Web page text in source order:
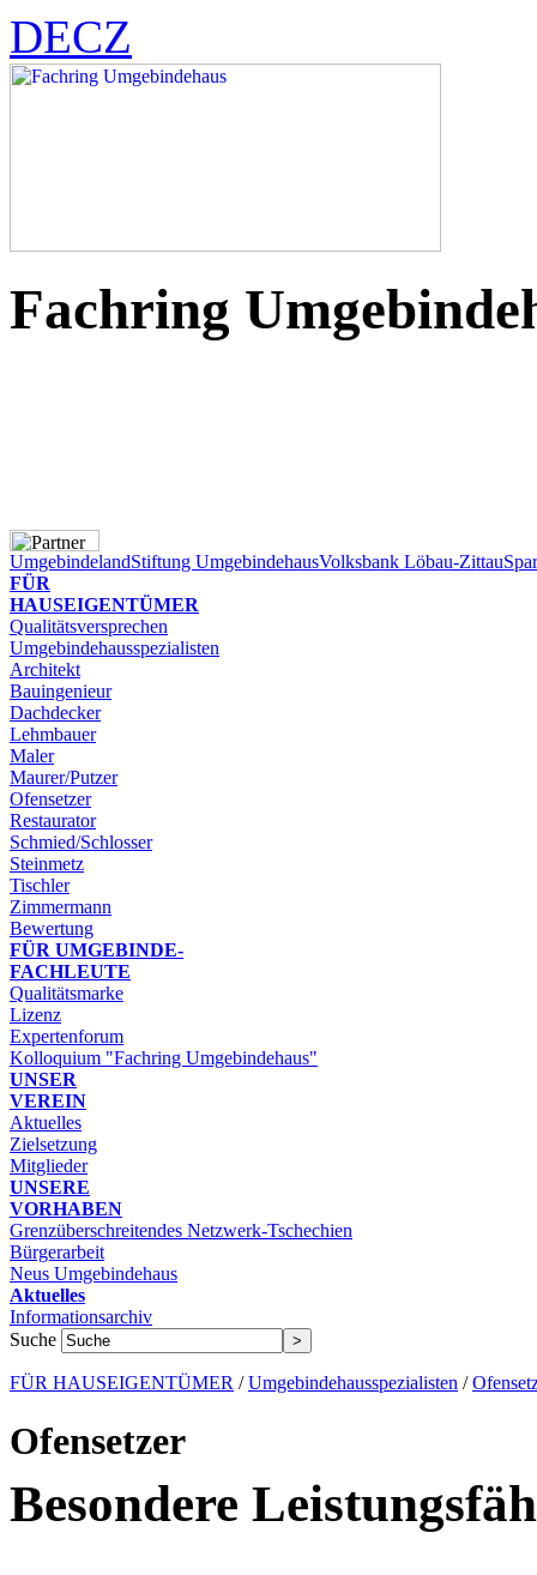
DECZ
Fachring
UmgebindelandStiftung UmgebindehausVolksbank Löbau-Zittau
FÜR
HAUSEIGENTÜMER
Qualitätsversprechen
Umgebindehausspezialisten
Architekt
Bauingenieur
Dachdecker
Lehmbauer
Maler
Maurer/Putzer
Ofensetzer
Restaurator
Schmied/Schlosser
Steinmetz
Tischler
Zimmermann
Bewertung
FÜR UMGEBINDE-​
FACHLEUTE
Qualitätsmarke
Lizenz
Expertenforum
Kolloquium "Fachring Umgebindehaus"
UNSER
VEREIN
Aktuelles
Zielsetzung
Mitglieder
UNSERE
VORHABEN
Grenzüberschreitendes Netzwerk-Tschechien
Bürgerarbeit
Neus Umgebindehaus
Aktuelles
Informationsarchiv
Suche
FÜR HAUSEIGENTÜMER /Umgebindehausspezialisten /
Ofensetzer
Besondere